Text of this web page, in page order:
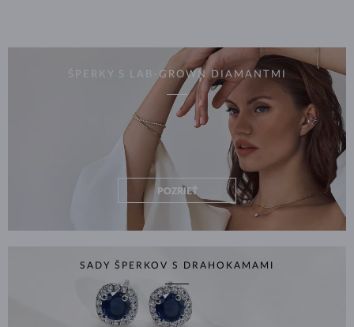
ŠPERKY S LAB-GROWN DIAMANTMI
POZRIEŤ
SADY ŠPERKOV S DRAHOKAMAMI